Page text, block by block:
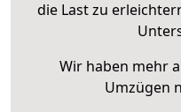
die Last zu
Wir haben mehr
Umzügen